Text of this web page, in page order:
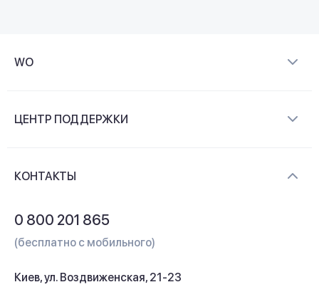
WO
Контакты
ЦЕНТР ПОДДЕРЖКИ
КОНТАКТЫ
0 800 201 865
(бесплатно с мобильного)
Киев, ул. Воздвиженская, 21-23